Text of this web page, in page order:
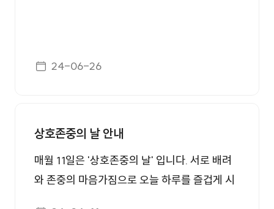
게시일자
24-06-26
상호존중의 날 안내
매월 11일은 '상호존중의 날' 입니다. 서로 배려
와 존중의 마음가짐으로 오늘 하루를 즐겁게 시